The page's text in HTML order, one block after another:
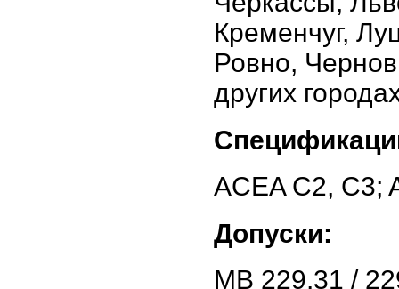
Кременчуг,
Ровно,
других
ACEA C2, C3;
Допуски:
MB 229.31 /